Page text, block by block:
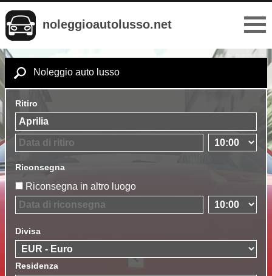
noleggioautolusso.net
Noleggio auto lusso
Ritiro
Riconsegna
Riconsegna in altro luogo
Divisa
Residenza